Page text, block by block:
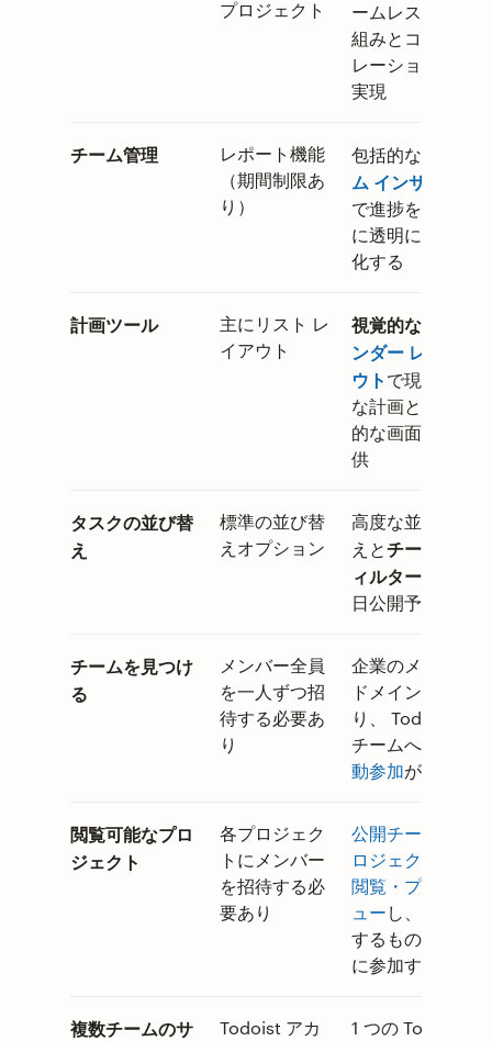
プロジェクト
ームレスな仕
組みとコラボ
レーションを
実現
チーム管理
レポート機能
（期間制限あ
り）
包括的な
ム インサイト
で進捗を完全
に透明に可視
化する
計画ツール
主にリスト レ
イアウト
視覚的な
ンダー レイア
ウトで現実的
な計画と俯瞰
的な画面を提
供
タスクの並び替
え
標準の並び替
えオプション
高度な並べ替
えとチーム フ
ィルター
日公開予定）
チームを見つけ
る
メンバー全員
を一人ずつ招
待する必要あ
り
企業のメール
ドメインによ
り、 Todoist
チームへの
動参加が可能
閲覧可能なプロ
ジェクト
各プロジェク
トにメンバー
を招待する必
要あり
公開チーム プ
ロジェクトを
閲覧・プレビ
ューし、 関連
するものだけ
に参加する
複数チームのサ
Todoist アカ
1 つの Todoist